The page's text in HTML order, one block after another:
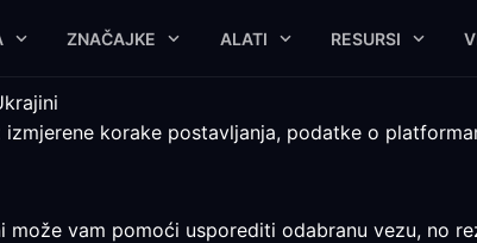
ZNAČAJKE ALATI RESURSI
korake postavljanja, podatke o
može vam pomoći usporediti odabranu vezu, no